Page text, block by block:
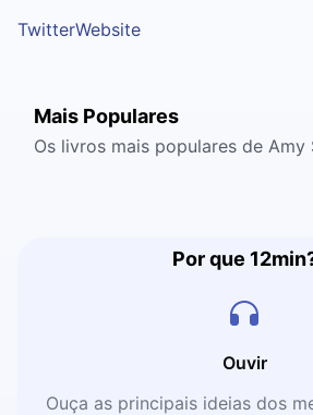
TwitterWebsite
Mais Populares
Os livros mais populares de Amy
Por que
Ouvir
Ouça as principais ideias dos